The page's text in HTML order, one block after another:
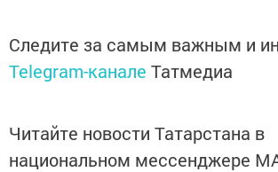
Следите за самым важным и
Telegram-канале Татмедиа
Читайте новости Татарстана в
национальном мессенджере